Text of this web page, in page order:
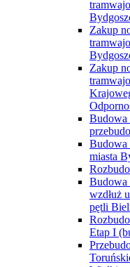
Zakup
Zakup
Budowa
Budowa
miasta
Budowa
wzdłuż
pętli
Etap I